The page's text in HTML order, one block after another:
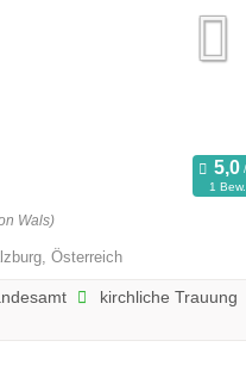
1 Bew.
Wals)
Österreich
kirchliche Trauung